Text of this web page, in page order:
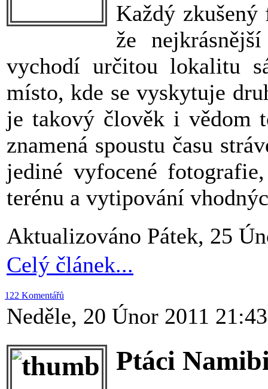
Každý
že
vychodí určitou lokalitu
místo, kde se vyskytuje
je takový člověk i vědom
znamená spoustu času
jediné vyfocené
terénu a vytipování
Aktualizováno Pátek, 25
Celý článek...
122 Komentářů
Neděle, 20 Únor 2011 21:43
Ptáci